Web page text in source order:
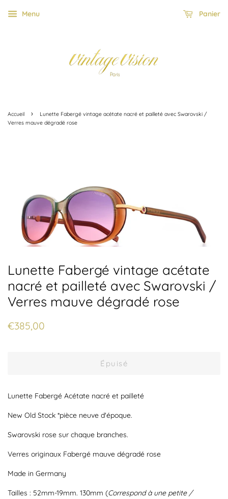
Menu Panier
Accueil ›
Lunette Fabergé vintage acétate nacré et pailleté avec Swarovski /
Verres mauve dégradé rose
Lunette Fabergé vintage acétate
nacré et pailleté avec Swarovski /
Verres mauve dégradé rose
Prix
€385,00
Épuisé
Lunette Fabergé Acétate nacré et pailleté
New Old Stock *pièce neuve d'époque.
Swarovski rose sur chaque branches.
Verres originaux Fabergé mauve dégradé rose
Made in Germany
Tailles : 52mm-19mm. 130mm (Correspond à une petite /